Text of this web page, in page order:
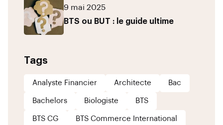
9 mai 2025
BTS ou BUT : le guide ultime
Tags
Analyste Financier Architecte Bac
Bachelors Biologiste BTS
BTS CG BTS Commerce International